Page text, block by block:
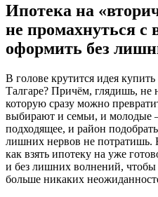
Ипотека на
не промахнуться с
оформить без
В голове крутится идея
Талгаре? Причём, глядишь, не
которую сразу можно
выбирают и семьи, и молодые
подходящее, и район
лишних нервов не потратишь.
как взять ипотеку на уже
и без лишних волнений, чтобы
больше никаких